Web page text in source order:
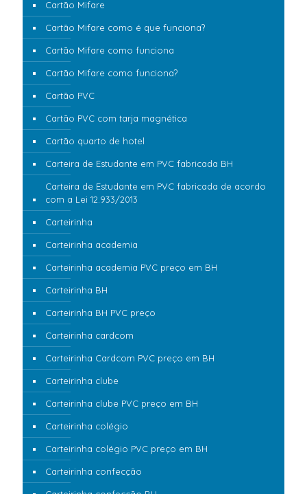
Cartão Mifare
Cartão Mifare como é que funciona?
Cartão Mifare como funciona
Cartão Mifare como funciona?
Cartão PVC
Cartão PVC com tarja magnética
Cartão quarto de hotel
Carteira de Estudante em PVC fabricada BH
Carteira de Estudante em PVC fabricada de acordo
com a Lei 12.933/2013
Carteirinha
Carteirinha academia
Carteirinha academia PVC preço em BH
Carteirinha BH
Carteirinha BH PVC preço
Carteirinha cardcom
Carteirinha Cardcom PVC preço em BH
Carteirinha clube
Carteirinha clube PVC preço em BH
Carteirinha colégio
Carteirinha colégio PVC preço em BH
Carteirinha confecção